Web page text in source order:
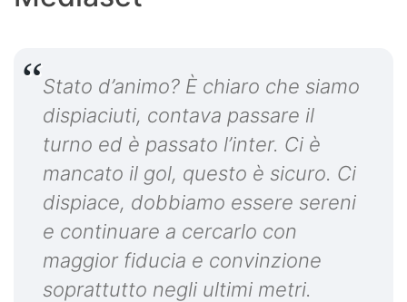
Stato d’animo? È chiaro che siamo
dispiaciuti, contava passare il
turno ed è passato l’inter. Ci è
mancato il gol, questo è sicuro. Ci
dispiace, dobbiamo essere sereni
e continuare a cercarlo con
maggior fiducia e convinzione
soprattutto negli ultimi metri.